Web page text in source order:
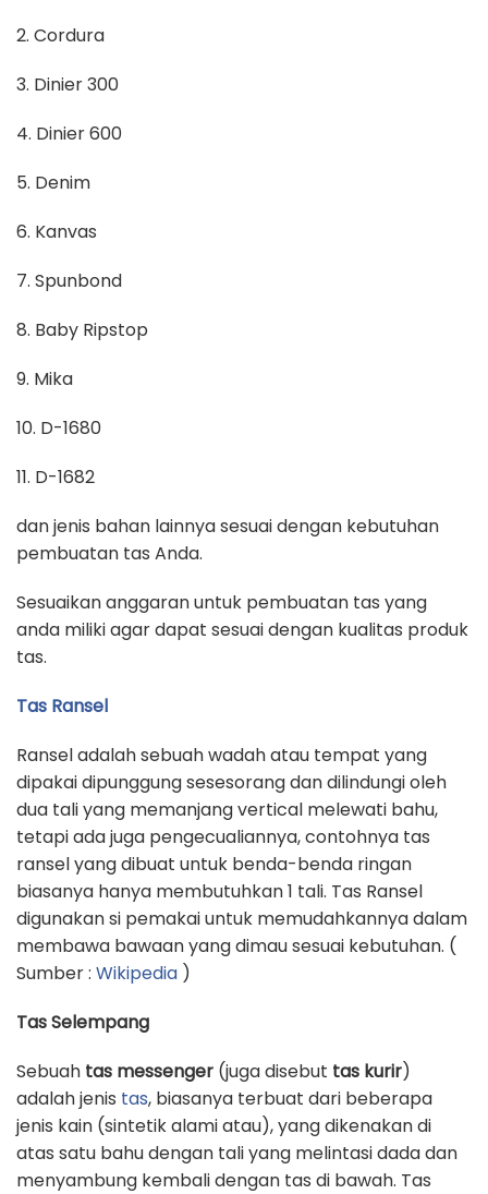
2. Cordura
3. Dinier 300
4. Dinier 600
5. Denim
6. Kanvas
7. Spunbond
8. Baby Ripstop
9. Mika
10. D-1680
11. D-1682
dan jenis bahan lainnya sesuai dengan kebutuhan
pembuatan tas Anda.
Sesuaikan anggaran untuk pembuatan tas yang
anda miliki agar dapat sesuai dengan kualitas produk
tas.
Tas Ransel
Ransel adalah sebuah wadah atau tempat yang
dipakai dipunggung sesesorang dan dilindungi oleh
dua tali yang memanjang vertical melewati bahu,
tetapi ada juga pengecualiannya, contohnya tas
ransel yang dibuat untuk benda-benda ringan
biasanya hanya membutuhkan 1 tali. Tas Ransel
digunakan si pemakai untuk memudahkannya dalam
membawa bawaan yang dimau sesuai kebutuhan. (
Sumber : Wikipedia )
Tas Selempang
Sebuah tas messenger (juga disebut tas kurir)
adalah jenis tas, biasanya terbuat dari beberapa
jenis kain (sintetik alami atau), yang dikenakan di
atas satu bahu dengan tali yang melintasi dada dan
menyambung kembali dengan tas di bawah. Tas